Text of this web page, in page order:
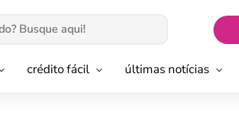
crédito fácil últimas notícias